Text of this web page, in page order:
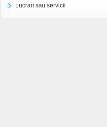
Lucrari sau servicii